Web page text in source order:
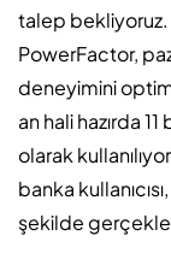
talep bekliyoruz.
PowerFactor,
deneyimini
an hali hazırda
olarak
banka
şekilde